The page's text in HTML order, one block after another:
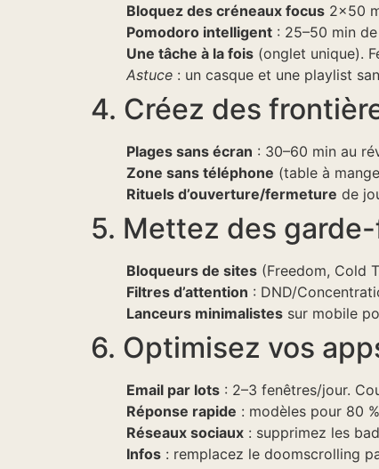
Bloquez des créneaux focus 2×50
Pomodoro intelligent : 25–50 min
Une tâche à la fois (onglet unique).
Astuce : un casque et une playlist
4. Créez des
Plages sans écran : 30–60 min au
Zone sans téléphone (table à
Rituels d’ouverture/fermeture de
5. Mettez des
Bloqueurs de sites (Freedom, Cold
Filtres d’attention : DND/
Lanceurs minimalistes sur mobile
6. Optimisez vos
Email par lots : 2–3 fenêtres/jour.
Réponse rapide : modèles pour 80
Réseaux sociaux : supprimez les
Infos : remplacez le doomscrolling